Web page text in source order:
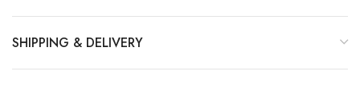
SHIPPING & DELIVERY